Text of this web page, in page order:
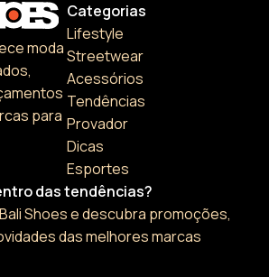
moda
para
Categorias
Lifestyle
Streetwear
Acessórios
Tendências
Provador
Dicas
Esportes
das tendências?
Shoes e descubra promoções,
das melhores marcas